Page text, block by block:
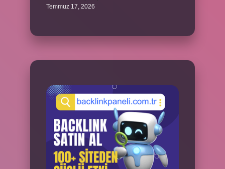
Temmuz 17, 2026